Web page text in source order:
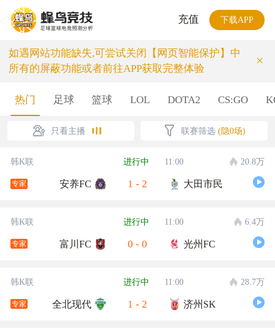
充值 下载APP
如遇网站功能缺失,可尝试关闭【网页智能保护】中
所有的屏蔽功能或者前往APP获取完整体验
×
热门 足球 篮球 LOL DOTA2 CS:GO
只看主播 联赛筛选 (隐0场)
韩K联 进行中 11:00 20.8万
专家 安养FC 1 - 2 大田市民
韩K联 进行中 11:00 6.4万
专家 富川FC 0 - 0 光州FC
韩K联 进行中 11:00 28.7万
专家 全北现代 1 - 2 济州SK